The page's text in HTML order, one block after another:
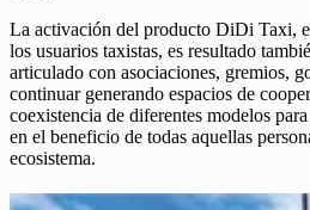
La activación del producto DiDi Taxi,
los usuarios taxistas, es resultado
articulado con asociaciones, gremios,
continuar generando espacios de
coexistencia de diferentes modelos
en el beneficio de todas aquellas
ecosistema.